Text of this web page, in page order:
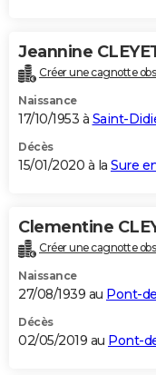
Jeannine
Créer une cagnotte
Naissance
17/10/1953 à Saint-
Décès
15/01/2020 à la Sure
Clementine
Créer une cagnotte
Naissance
27/08/1939 au Pont-
Décès
02/05/2019 au Pont-